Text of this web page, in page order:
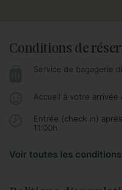
Conditions de
Service de bagagerie
Accueil à votre arrivée
Entrée (check in)
11:00h
Voir toutes les conditions